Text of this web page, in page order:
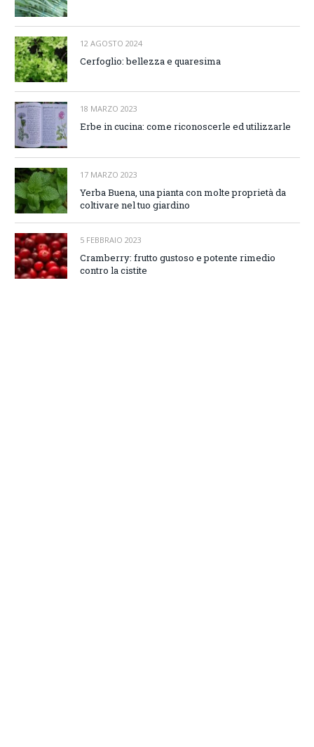
12 AGOSTO 2024
Cerfoglio: bellezza e quaresima
18 MARZO 2023
Erbe in cucina: come riconoscerle ed utilizzarle
17 MARZO 2023
Yerba Buena, una pianta con molte proprietà da
coltivare nel tuo giardino
5 FEBBRAIO 2023
Cramberry: frutto gustoso e potente rimedio
contro la cistite